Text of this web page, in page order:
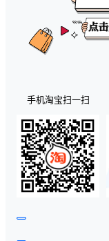
手机淘宝扫一扫